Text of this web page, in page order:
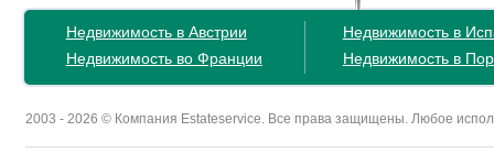
Недвижимость в Австрии
Недвижимость во Франции
Недвижимость в
Недвижимость в
2003 - 2026 © Компания Estateservice. Все права защищены. Любое